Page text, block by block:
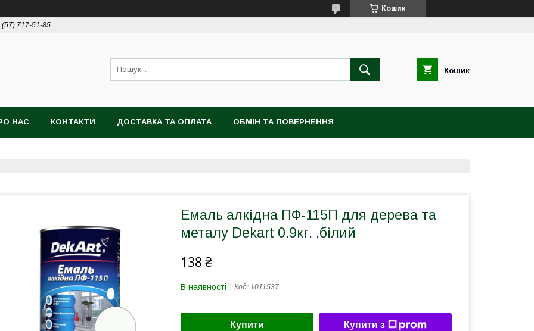
Кошик
(57) 717-51-85
Кошик
НАС КОНТАКТИ ДОСТАВКА ТА ОПЛАТА ОБМІН ТА ПОВЕРНЕННЯ
Емаль алкідна ПФ-115П для дерева та
металу Dekart 0.9кг. ,білий
138 ₴
В наявності Код: 1011537
Купити Купити з